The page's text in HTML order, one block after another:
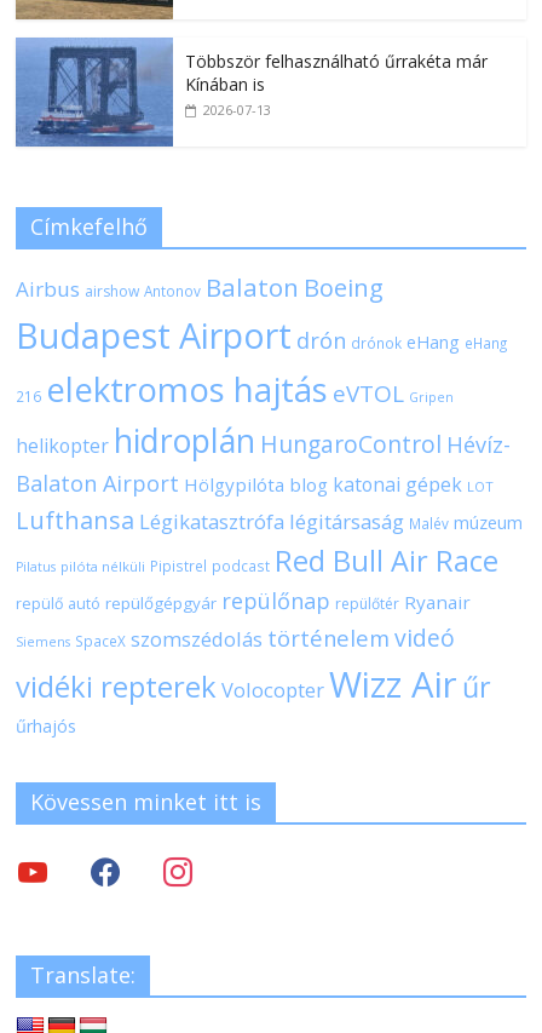
Többször felhasználható űrrakéta már
Kínában is
2026-07-13
Címkefelhő
Airbus airshow Antonov Balaton Boeing
Budapest Airport drón drónok eHang eHang
216 elektromos hajtás eVTOL Gripen
helikopter hidroplán HungaroControl Hévíz-
Balaton Airport Hölgypilóta blog katonai gépek LOT
Lufthansa Légikatasztrófa légitársaság Malév múzeum
Pilatus pilóta nélküli Pipistrel podcast Red Bull Air Race
repülő autó repülőgépgyár repülőnap repülőtér Ryanair
Siemens SpaceX szomszédolás történelem videó
vidéki repterek VolocopterWizz Air űr
űrhajós
Kövessen minket itt is
Translate: